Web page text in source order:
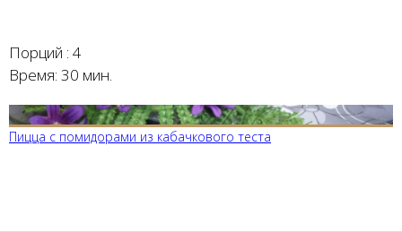
Порций : 4
Время: 30 мин.
Пицца с помидорами из кабачкового теста